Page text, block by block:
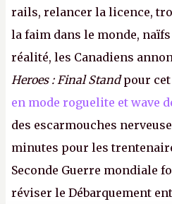
rails, relancer la licence,
la faim dans le monde,
réalité, les Canadiens
Heroes : Final Standpour cet
en mode roguelite et wave
des escarmouches
minutes pour les
Seconde Guerre mondiale
réviser le Débarquement